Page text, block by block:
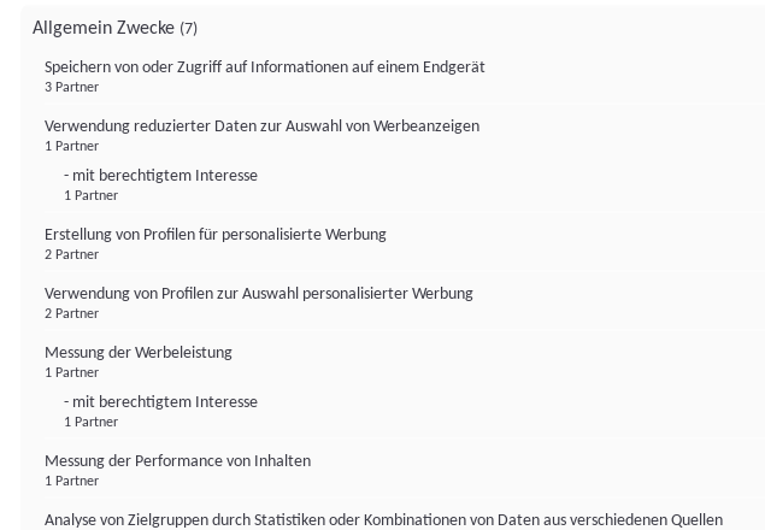
Allgemein Zwecke (7)
Speichern von oder Zugriff auf Informationen auf einem Endgerät
3 Partner
Verwendung reduzierter Daten zur Auswahl von Werbeanzeigen
1 Partner
- mit berechtigtem Interesse
1 Partner
Erstellung von Profilen für personalisierte Werbung
2 Partner
Verwendung von Profilen zur Auswahl personalisierter Werbung
2 Partner
Messung der Werbeleistung
1 Partner
- mit berechtigtem Interesse
1 Partner
Messung der Performance von Inhalten
1 Partner
Analyse von Zielgruppen durch Statistiken oder Kombinationen von Daten aus verschiedenen Quellen